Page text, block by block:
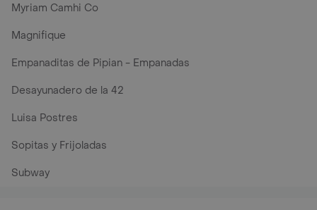
Myriam Camhi Co
Magnifique
Empanaditas de Pipian - Empanadas
Desayunadero de la 42
Luisa Postres
Sopitas y Frijoladas
Subway